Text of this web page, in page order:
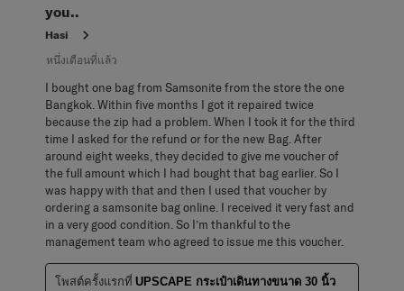
you..
Hasi
หนึ่งเดือนที่แล้ว
I bought one bag from Samsonite from the store the one
Bangkok. Within five months I got it repaired twice
because the zip had a problem. When I took it for the third
time I asked for the refund or for the new Bag. After
around eight weeks, they decided to give me voucher of
the full amount which I had bought that bag earlier. So I
was happy with that and then I used that voucher by
ordering a samsonite bag online. I received it very fast and
in a very good condition. So I’m thankful to the
management team who agreed to issue me this voucher.
โพสต์ครั้งแรกที่ UPSCAPE กระเป๋าเดินทางขนาด 30 นิ้ว